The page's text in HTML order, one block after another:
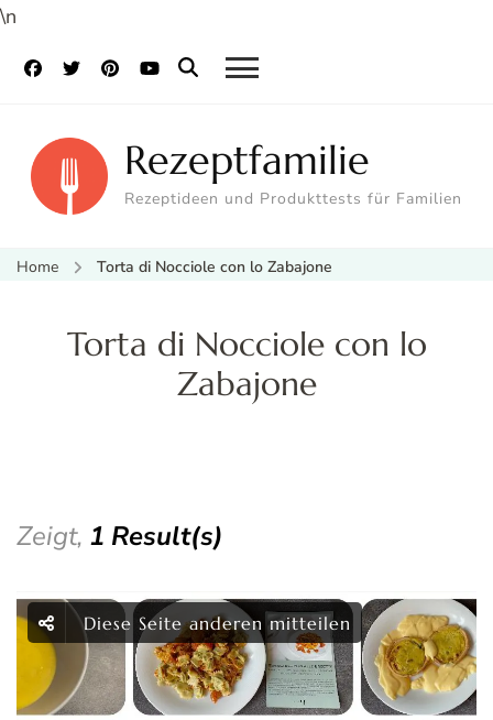
\n
Rezeptfamilie
Rezeptideen und Produkttests für Familien
Home Torta di Nocciole con lo Zabajone
Torta di Nocciole con lo
Zabajone
Zeigt, 1 Result(s)
Diese Seite anderen mitteilen